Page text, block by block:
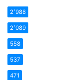
2٬988
2٬089
558
537
471